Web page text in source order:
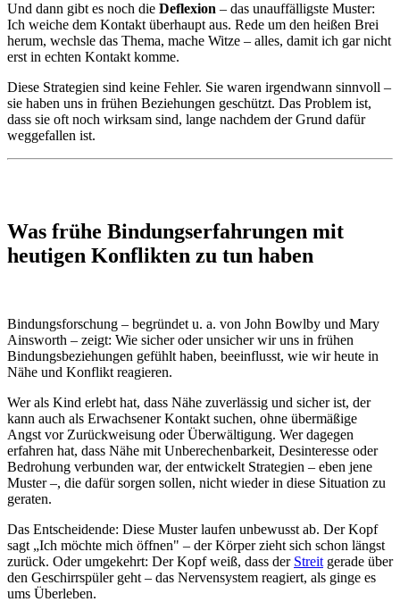
Und dann gibt es noch die Deflexion – das unauffälligste Muster:
Ich weiche dem Kontakt überhaupt aus. Rede um den heißen Brei
herum, wechsle das Thema, mache Witze – alles, damit ich gar nicht
erst in echten Kontakt komme.
Diese Strategien sind keine Fehler. Sie waren irgendwann sinnvoll –
sie haben uns in frühen Beziehungen geschützt. Das Problem ist,
dass sie oft noch wirksam sind, lange nachdem der Grund dafür
weggefallen ist.
Was frühe Bindungserfahrungen mit
heutigen Konflikten zu tun haben
Bindungsforschung – begründet u. a. von John Bowlby und Mary
Ainsworth – zeigt: Wie sicher oder unsicher wir uns in frühen
Bindungsbeziehungen gefühlt haben, beeinflusst, wie wir heute in
Nähe und Konflikt reagieren.
Wer als Kind erlebt hat, dass Nähe zuverlässig und sicher ist, der
kann auch als Erwachsener Kontakt suchen, ohne übermäßige
Angst vor Zurückweisung oder Überwältigung. Wer dagegen
erfahren hat, dass Nähe mit Unberechenbarkeit, Desinteresse oder
Bedrohung verbunden war, der entwickelt Strategien – eben jene
Muster –, die dafür sorgen sollen, nicht wieder in diese Situation zu
geraten.
Das Entscheidende: Diese Muster laufen unbewusst ab. Der Kopf
sagt „Ich möchte mich öffnen" – der Körper zieht sich schon längst
zurück. Oder umgekehrt: Der Kopf weiß, dass der Streit gerade über
den Geschirrspüler geht – das Nervensystem reagiert, als ginge es
ums Überleben.